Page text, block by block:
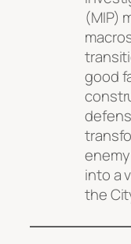
(MIP)
good
into a
the